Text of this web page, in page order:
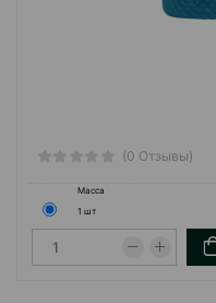
(0 Отзывы)
Масса
1 шт